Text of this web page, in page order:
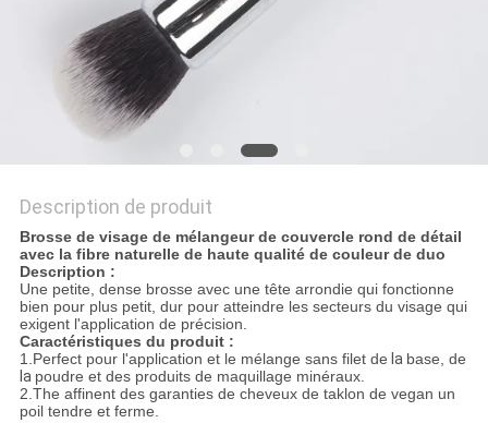
Description de produit
Brosse de visage de mélangeur de couvercle rond de détail
avec la fibre naturelle de haute qualité de couleur de duo
Description :
Une petite, dense brosse avec une tête arrondie qui fonctionne
bien pour plus petit, dur pour atteindre les secteurs du visage qui
exigent l'application de précision.
Caractéristiques du produit :
1.Perfect pour l'application et le mélange sans filet de la base, de
la poudre et des produits de maquillage minéraux.
2.The affinent des garanties de cheveux de taklon de vegan un
poil tendre et ferme.